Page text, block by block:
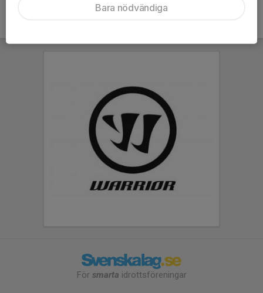
För smarta idrottsföreningar
Bara nödvändiga